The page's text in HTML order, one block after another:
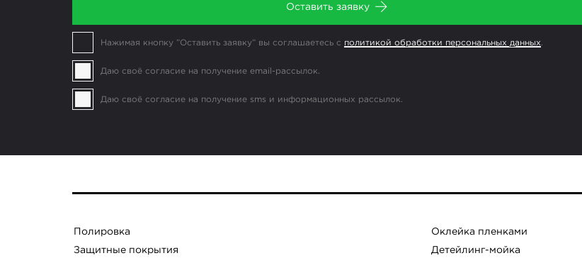
Оставить заявку
Нажимая кнопку ”Оставить заявку” вы соглашаетесь с политикой обработки персональных данных
Даю своё согласие на получение email-рассылок.
Даю своё согласие на получение sms и информационных рассылок.
Полировка
Защитные покрытия
Оклейка пленками
Детейлинг-мойка